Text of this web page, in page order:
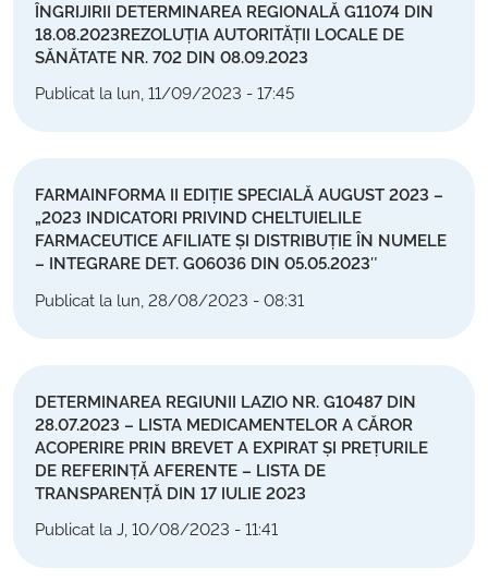
ÎNGRIJIRII DETERMINAREA REGIONALĂ G11074 DIN
18.08.2023REZOLUȚIA AUTORITĂȚII LOCALE DE
SĂNĂTATE NR. 702 DIN 08.09.2023
Publicat la lun, 11/09/2023 - 17:45
FARMAINFORMA II EDIȚIE SPECIALĂ AUGUST 2023 –
„2023 INDICATORI PRIVIND CHELTUIELILE
FARMACEUTICE AFILIATE ȘI DISTRIBUȚIE ÎN NUMELE
– INTEGRARE DET. G06036 DIN 05.05.2023″
Publicat la lun, 28/08/2023 - 08:31
DETERMINAREA REGIUNII LAZIO NR. G10487 DIN
28.07.2023 – LISTA MEDICAMENTELOR A CĂROR
ACOPERIRE PRIN BREVET A EXPIRAT ȘI PREȚURILE
DE REFERINȚĂ AFERENTE – LISTA DE
TRANSPARENȚĂ DIN 17 IULIE 2023
Publicat la J, 10/08/2023 - 11:41